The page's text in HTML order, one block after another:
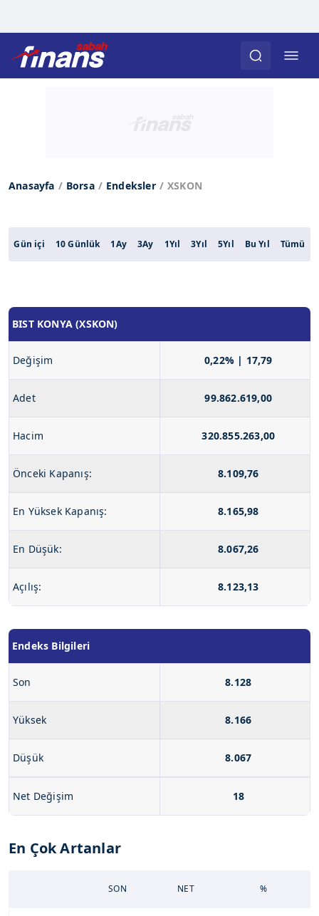
Anasayfa Borsa Endeksler XSKON
Gün içi 10 Günlük 1Ay 3Ay 1Yıl 3Yıl 5Yıl Bu Yıl Tümü
BIST KONYA (XSKON)
Değişim 0,22% | 17,79
Adet 99.862.619,00
Hacim 320.855.263,00
Önceki Kapanış: 8.109,76
En Yüksek Kapanış: 8.165,98
En Düşük: 8.067,26
Açılış: 8.123,13
Endeks Bilgileri
Son 8.128
Yüksek 8.166
Düşük 8.067
Net Değişim 18
En Çok Artanlar
SON NET %